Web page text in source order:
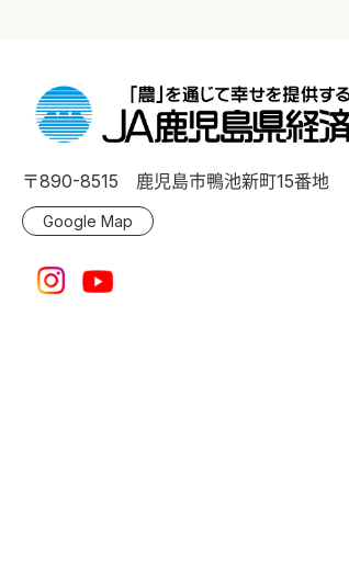
〒890-8515 鹿児島市鴨池新町15番地
Google Map